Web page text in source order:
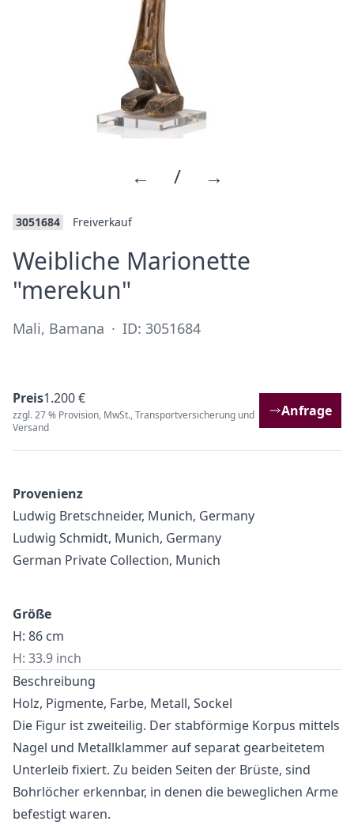
← / →
3051684 Freiverkauf
Weibliche Marionette
"merekun"
Mali, Bamana · ID: 3051684
Preis1.200 €
zzgl. 27 % Provision, MwSt., Transportversicherung und
Versand
Anfrage
Provenienz
Ludwig Bretschneider, Munich, Germany
Ludwig Schmidt, Munich, Germany
German Private Collection, Munich
Größe
H: 86 cm
H: 33.9 inch
Beschreibung
Holz, Pigmente, Farbe, Metall, Sockel
Die Figur ist zweiteilig. Der stabförmige Korpus mittels
Nagel und Metallklammer auf separat gearbeitetem
Unterleib fixiert. Zu beiden Seiten der Brüste, sind
Bohrlöcher erkennbar, in denen die beweglichen Arme
befestigt waren.